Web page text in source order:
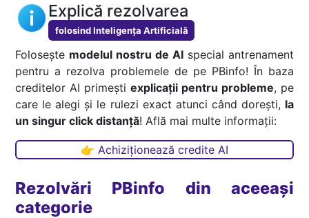
Explică rezolvarea
folosind Inteligența Artificială
Folosește modelul nostru de AIspecial antrenament
pentru a rezolva problemele de pe PBinfo! În baza
creditelor AI primești explicații pentru probleme, pe
care le alegi și le rulezi exact atunci când dorești, la
un singur click distanță! Află mai multe informații:
👉 Achiziționează credite AI
Rezolvări PBinfo din aceeași
categorie